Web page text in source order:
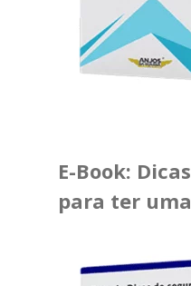
E-Book:
para ter